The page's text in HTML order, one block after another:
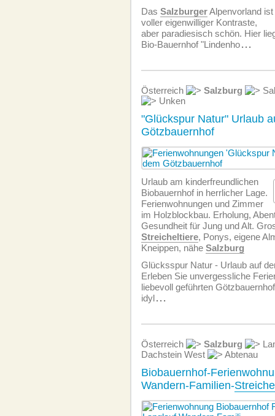
Das SalzburgerAlpenvorland
voller eigenwilliger Kontraste,
aber paradiesisch schön. Hier
Bio-Bauernhof "Lindenho...
Österreich Salzburg
Unken
"Glückspur Natur" Urlaub
Götzbauernhof
Urlaub am kinderfreundlichen
Biobauernhof in herrlicher Lage.
Ferien­wohnungen und Zimmer
im Holzblockbau. Erholung,
Gesundheit für Jung und Alt.
Streicheltiere, Ponys, eigene
Kneippen, nähe Salzburg
Glücksspur Natur - Urlaub auf
Erleben Sie unvergessliche
liebevoll geführten
idyl...
Österreich Salzburg
Dachstein West
Abtenau
Biobauernhof-
Wandern-Familien-